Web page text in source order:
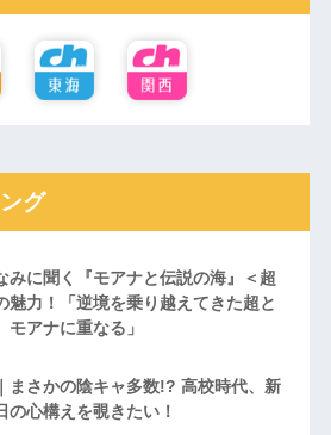
グ
みに聞く『モアナと伝説の海』＜超
魅力！「逆境を乗り越えてきた超と
モアナに重なる」
まさかの陰キャ多数!? 高校時代、新
の心構えを覗きたい！